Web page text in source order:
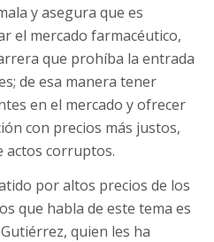
y asegura que es
el mercado farmacéutico,
que prohíba la entrada
de esa manera tener
en el mercado y ofrecer
con precios más justos,
actos corruptos.
por altos precios de los
que habla de este tema es
quien les ha